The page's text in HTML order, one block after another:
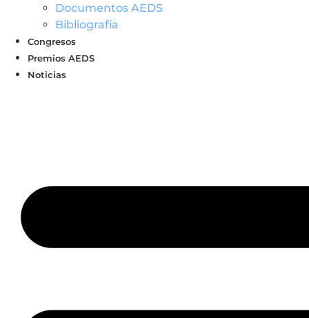
Documentos AEDS
Bibliografía
Congresos
Premios AEDS
Noticias